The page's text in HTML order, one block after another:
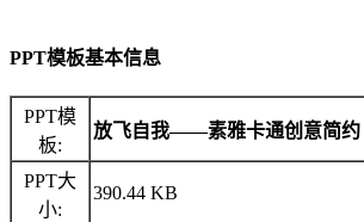
PPT模板基本信息
PPT模
板:
放飞自我――素雅卡通创意简约
PPT大
小:
390.44 KB